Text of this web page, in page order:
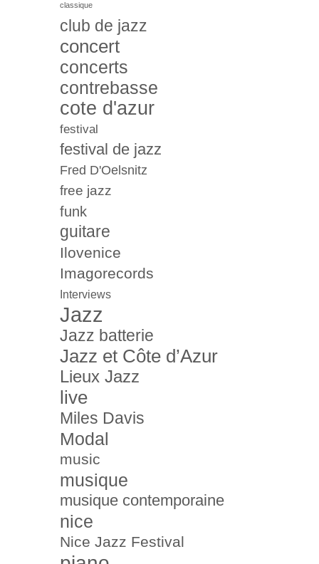
classique
club de jazz
concert
concerts
contrebasse
cote d'azur
festival
festival de jazz
Fred D'Oelsnitz
free jazz
funk
guitare
Ilovenice
Imagorecords
Interviews
Jazz
Jazz batterie
Jazz et Côte d’Azur
Lieux Jazz
live
Miles Davis
Modal
music
musique
musique contemporaine
nice
Nice Jazz Festival